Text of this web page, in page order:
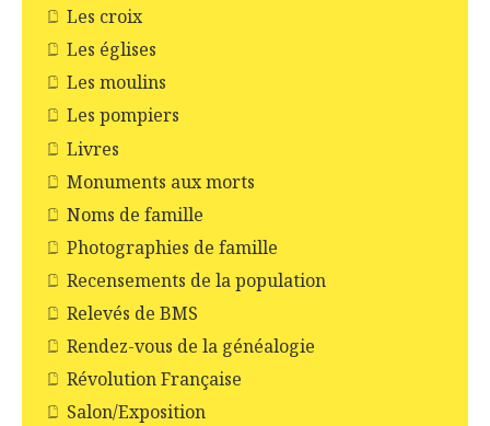
Les croix
Les églises
Les moulins
Les pompiers
Livres
Monuments aux morts
Noms de famille
Photographies de famille
Recensements de la population
Relevés de BMS
Rendez-vous de la généalogie
Révolution Française
Salon/Exposition